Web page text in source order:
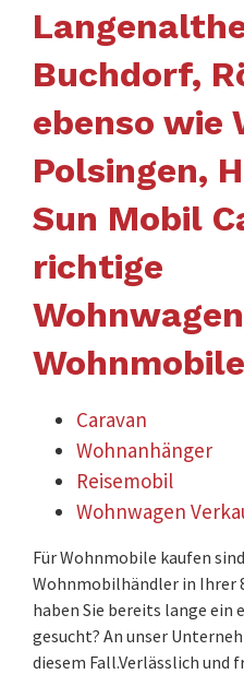
Buchdorf,
ebenso wie
Polsingen,
Sun Mobil
richtige
Caravan
Wohnanhänger
Reisemobil
Wohnwagen
Für Wohnmobile kaufen
Wohnmobilhändler in Ihrer
haben Sie bereits lange ein
gesucht? An unser
diesem Fall.Verlässlich und